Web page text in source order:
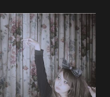
— 終末のダイヤモ
Mei era ex-
guitarrista, participando
BanG Dream! ,
além de atuar na